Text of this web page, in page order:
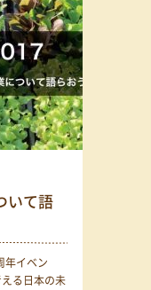
いて語
年イベン
る日本の未